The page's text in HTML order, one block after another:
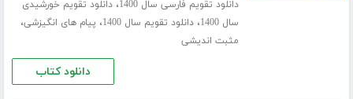
دانلود تقویم فارسی سال 1400 ،دانلود تقویم خورشیدی
سال 1400
،دانلود تقویم سال 1400 ، پیام های انگیزشی،
مثبت اندیشی
دانلود کتاب